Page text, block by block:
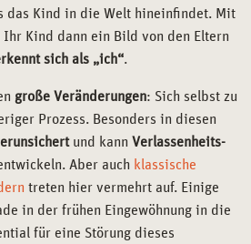
das Kind in die Welt hineinfindet. Mit
Kind dann ein Bild von den Eltern
sich als „ich“.
große Veränderungen: Sich selbst zu
Prozess. Besonders in diesen
und kann Verlassenheits-
Aber auch klassische
treten hier vermehrt auf. Einige
in der frühen Eingewöhnung in die
für eine Störung dieses